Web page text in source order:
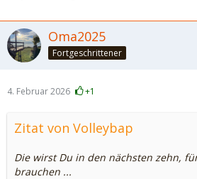
Oma2025
Fortgeschrittener
4. Februar 2026 +1
Zitat von Volleybap
Die wirst Du in den nächsten zehn,
brauchen ...